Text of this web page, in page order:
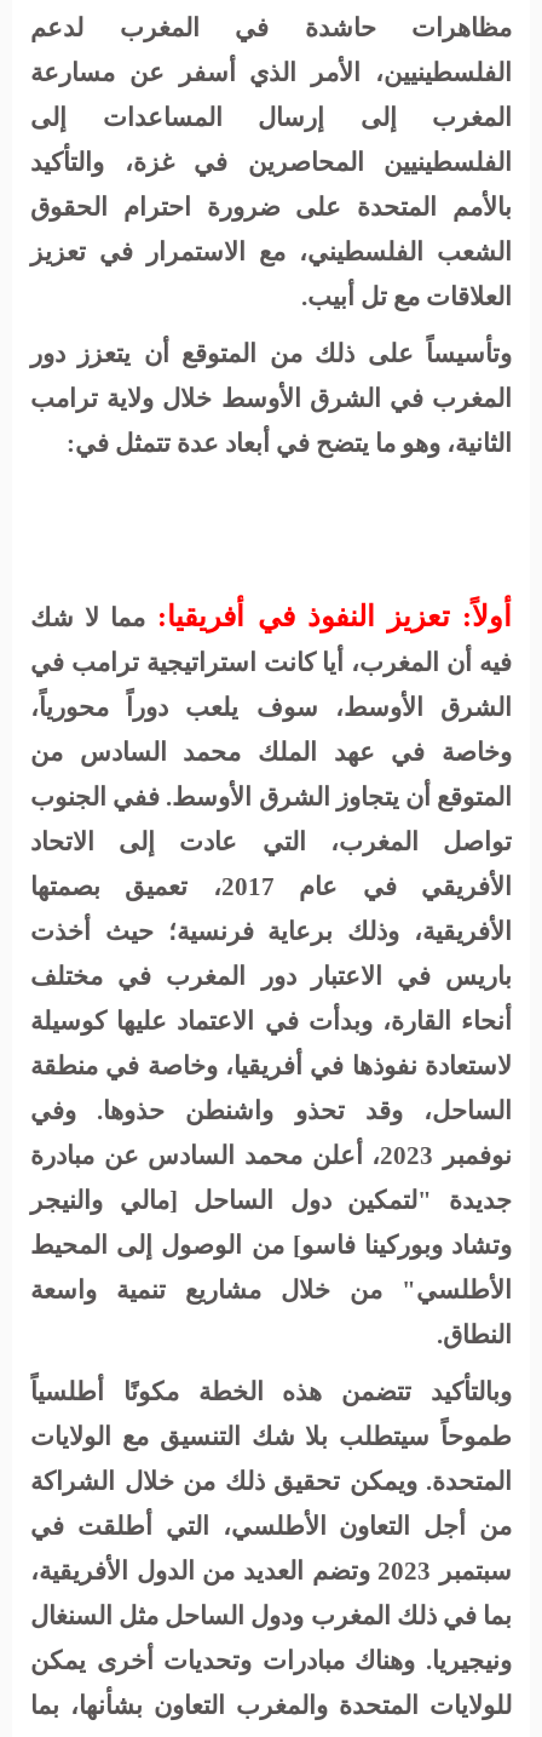
مظاهرات حاشدة في المغرب لدعم
الفلسطينيين، الأمر الذي أسفر عن مسارعة
المغرب إلى إرسال المساعدات إلى
الفلسطينيين المحاصرين في غزة، والتأكيد
بالأمم المتحدة على ضرورة احترام الحقوق
الشعب الفلسطيني، مع الاستمرار في تعزيز
العلاقات مع تل أبيب.
وتأسيساً على ذلك من المتوقع أن يتعزز دور
المغرب في الشرق الأوسط خلال ولاية ترامب
الثانية، وهو ما يتضح في أبعاد عدة تتمثل في:
أولاً: تعزيز النفوذ في أفريقيا: مما لا شك
فيه أن المغرب، أيا كانت استراتيجية ترامب في
الشرق الأوسط، سوف يلعب دوراً محورياً،
وخاصة في عهد الملك محمد السادس من
المتوقع أن يتجاوز الشرق الأوسط. ففي الجنوب
تواصل المغرب، التي عادت إلى الاتحاد
الأفريقي في عام 2017، تعميق بصمتها
الأفريقية، وذلك برعاية فرنسية؛ حيث أخذت
باريس في الاعتبار دور المغرب في مختلف
أنحاء القارة، وبدأت في الاعتماد عليها كوسيلة
لاستعادة نفوذها في أفريقيا، وخاصة في منطقة
الساحل، وقد تحذو واشنطن حذوها. وفي
نوفمبر 2023، أعلن محمد السادس عن مبادرة
جديدة "لتمكين دول الساحل [مالي والنيجر
وتشاد وبوركينا فاسو] من الوصول إلى المحيط
الأطلسي" من خلال مشاريع تنمية واسعة
النطاق.
وبالتأكيد تتضمن هذه الخطة مكونًا أطلسياً
طموحاً سيتطلب بلا شك التنسيق مع الولايات
المتحدة. ويمكن تحقيق ذلك من خلال الشراكة
من أجل التعاون الأطلسي، التي أطلقت في
سبتمبر 2023 وتضم العديد من الدول الأفريقية،
بما في ذلك المغرب ودول الساحل مثل السنغال
ونيجيريا. وهناك مبادرات وتحديات أخرى يمكن
للولايات المتحدة والمغرب التعاون بشأنها، بما